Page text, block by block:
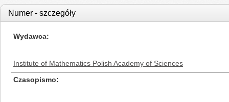
Numer - szczegóły
Wydawca
Institute of Mathematics Polish Academy of Sciences
Czasopismo